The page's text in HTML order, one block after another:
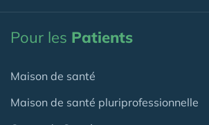
Pour les Patients
Maison de santé
Maison de santé pluriprofessionnelle